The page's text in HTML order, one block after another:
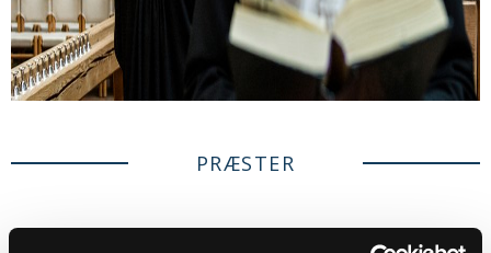
PRÆSTER